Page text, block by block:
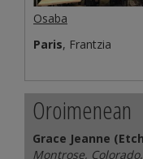
Osaba
Paris, Frantzia
Oroimenean
Grace Jeanne
Montrose,